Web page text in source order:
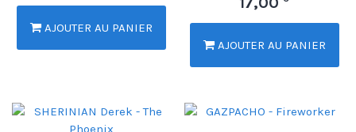
AJOUTER AU PANIER
AJOUTER AU PANIER